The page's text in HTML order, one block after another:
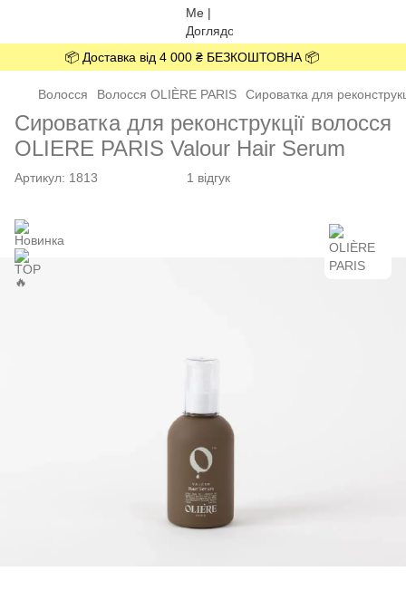
📦 Доставка від 4 000 ₴ БЕЗКОШТОВНА 📦
Волосся Волосся OLIÈRE PARIS Сироватка для
Сироватка для реконструкції волосся
OLIERE PARIS Valour Hair Serum
Артикул: 1813 1 відгук